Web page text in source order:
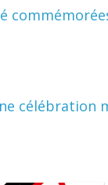
célébration